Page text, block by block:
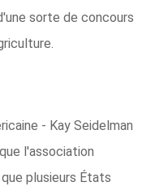
sorte de concours
- Kay Seidelman
l'association
plusieurs États